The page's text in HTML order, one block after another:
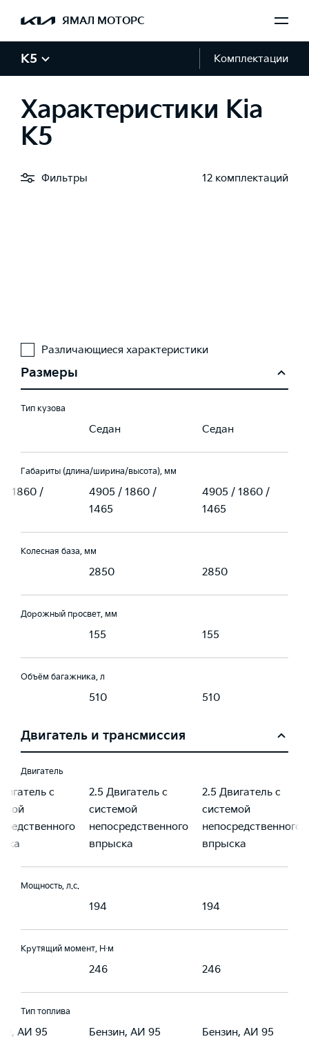
ЯМАЛ МОТОРС
K5 Комплектации
Характеристики Kia
K5
Фильтры 12 комплектаций
Различающиеся характеристики
Размеры
Тип кузова
Седан Седан
Габариты (длина/ширина/высота), мм
/ 1860 /
4905 / 1860 /
1465
4905 / 1860 /
1465
Колесная база, мм
2850 2850
Дорожный просвет, мм
155 155
Объём багажника, л
510 510
Двигатель и трансмиссия
Двигатель
с
2.5 Двигатель с
системой
непосредственного
впрыска
2.5 Двигатель с
системой
непосредственного
впрыска
Мощность, л.с.
194 194
Крутящий момент, Н·м
246 246
Тип топлива
АИ 95 Бензин, АИ 95 Бензин, АИ 95